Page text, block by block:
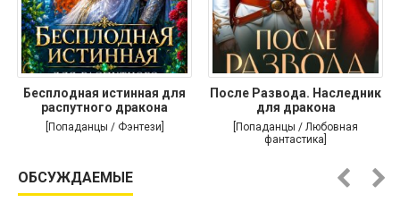
Бесплодная истинная для
распутного дракона
[Попаданцы / Фэнтези]
После Развода. Наследник
для дракона
[Попаданцы / Любовная
фантастика]
ОБСУЖДАЕМЫЕ